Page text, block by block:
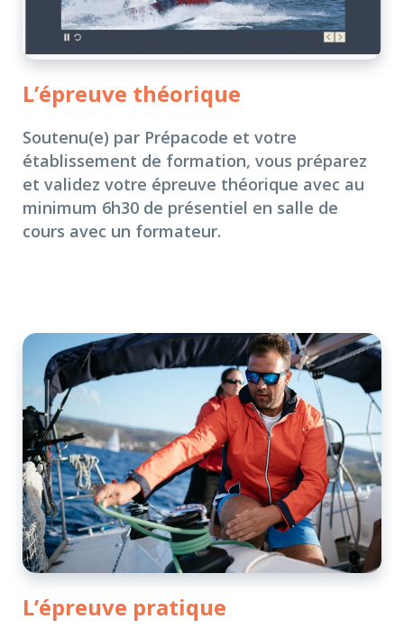
L’épreuve théorique
Soutenu(e) par Prépacode et votre
établissement de formation, vous préparez
et validez votre épreuve théorique avec au
minimum 6h30 de présentiel en salle de
cours avec un formateur.
L’épreuve pratique